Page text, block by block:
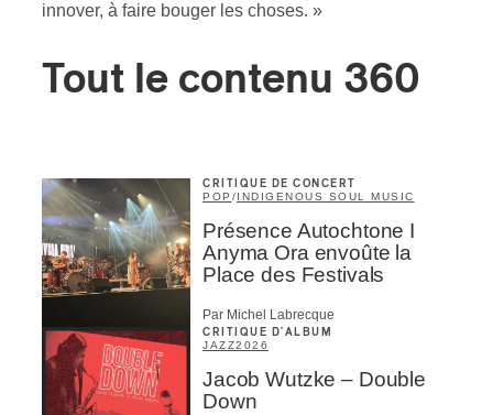
innover, à faire bouger les choses. »
Tout le contenu 360
CRITIQUE DE CONCERT
POP /INDIGENOUS SOUL MUSIC
Présence Autochtone I
Anyma Ora envoûte la
Place des Festivals
Par Michel Labrecque
CRITIQUE D'ALBUM
JAZZ2026
Jacob Wutzke – Double
Down